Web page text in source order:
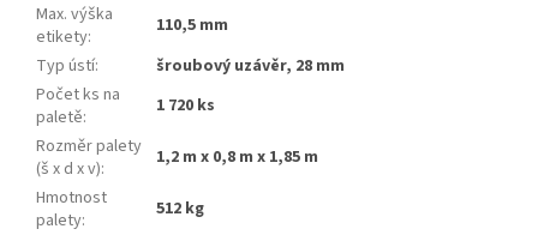
Max. výška
etikety:
110,5 mm
Typ ústí:
šroubový uzávěr, 28 mm
Počet ks na
paletě:
1 720 ks
Rozměr palety
(š x d x v):
1,2 m x 0,8 m x 1,85 m
Hmotnost
palety: 512 kg